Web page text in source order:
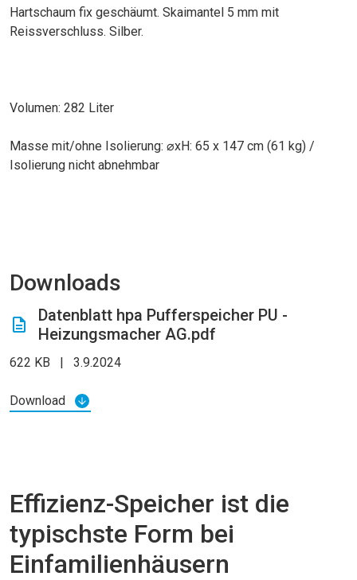
Hartschaum fix geschäumt. Skaimantel 5 mm mit
Reissverschluss. Silber.
Volumen: 282 Liter
Masse mit/ohne Isolierung: ⌀xH: 65 x 147 cm (61 kg) /
Isolierung nicht abnehmbar
Downloads
Datenblatt hpa Pufferspeicher PU -
Heizungsmacher AG.pdf
622 KB | 3.9.2024
Download
Effizienz-Speicher ist die
typischste Form bei
Einfamilienhäusern